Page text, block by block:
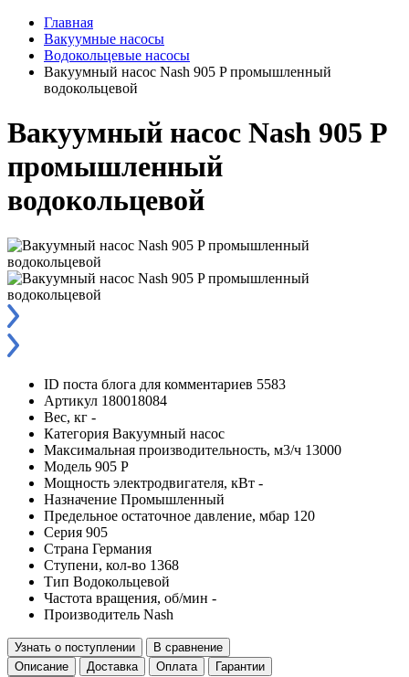
Главная
Вакуумные насосы
Водокольцевые насосы
Вакуумный насос Nash 905 P промышленный
водокольцевой
Вакуумный насос Nash 905 P
промышленный
водокольцевой
ID поста блога для комментариев 5583
Артикул 180018084
Вес, кг -
Категория Вакуумный насос
Максимальная производительность, м3/ч 13000
Модель 905 P
Мощность электродвигателя, кВт -
Назначение Промышленный
Предельное остаточное давление, мбар 120
Серия 905
Страна Германия
Ступени, кол-во 1368
Тип Водокольцевой
Частота вращения, об/мин -
Производитель Nash
Узнать о поступлении
В сравнение
Описание
Доставка Оплата
Гарантии